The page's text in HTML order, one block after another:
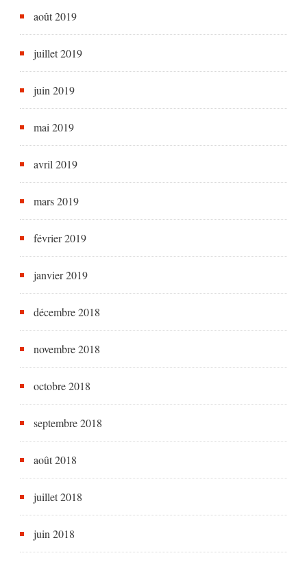
août 2019
juillet 2019
juin 2019
mai 2019
avril 2019
mars 2019
février 2019
janvier 2019
décembre 2018
novembre 2018
octobre 2018
septembre 2018
août 2018
juillet 2018
juin 2018